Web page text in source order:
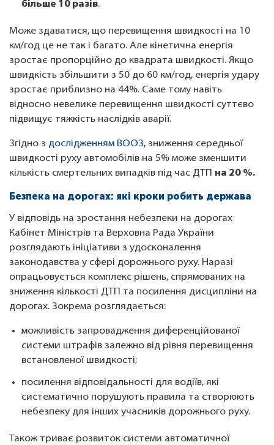
більше 10 разів.
Може здаватися, що перевищення швидкості на 10
км/год це не так і багато. Але кінетична енергія
зростає пропорційно до квадрата швидкості. Якщо
швидкість збільшити з 50 до 60 км/год, енергія удару
зростає приблизно на 44%. Саме тому навіть
відносно невелике перевищення швидкості суттєво
підвищує тяжкість наслідків аварії.
Згідно з дослідженням ВООЗ, зниження середньої
швидкості руху автомобілів на 5% може зменшити
кількість смертельних випадків під час ДТП на 20 %.
Безпека на дорогах: які кроки робить держава
У відповідь на зростання небезпеки на дорогах
Кабінет Міністрів та Верховна Рада України
розглядають ініціативи з удосконалення
законодавства у сфері дорожнього руху. Наразі
опрацьовується комплекс рішень, спрямованих на
зниження кількості ДТП та посилення дисципліни на
дорогах. Зокрема розглядається:
можливість запровадження диференційованої
системи штрафів залежно від рівня перевищення
встановленої швидкості;
посилення відповідальності для водіїв, які
систематично порушують правила та створюють
небезпеку для інших учасників дорожнього руху.
Також триває розвиток системи автоматичної